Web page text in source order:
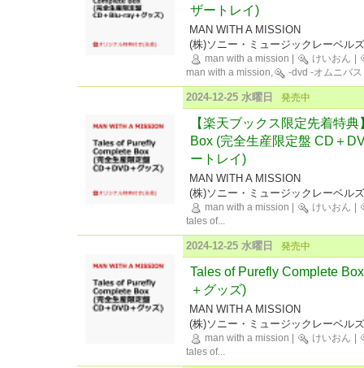
ザートレイ)
MAN WITH A MISSION
(株)ソニー・ミュージックレーベルズ
man with a mission けいおん
man with a mission,
-dvd -オムニバ
2024-12-25 水曜日 発売中
【楽天ブックス限定先着特
Box (完全生産限定盤 CD＋
ートレイ)
MAN WITH A MISSION
(株)ソニー・ミュージックレーベルズ
man with a mission けいおん
tales of...
2024-12-25 水曜日 発売中
Tales of Purefly Complete
＋グッズ)
MAN WITH A MISSION
(株)ソニー・ミュージックレーベルズ
man with a mission けいおん
tales of...